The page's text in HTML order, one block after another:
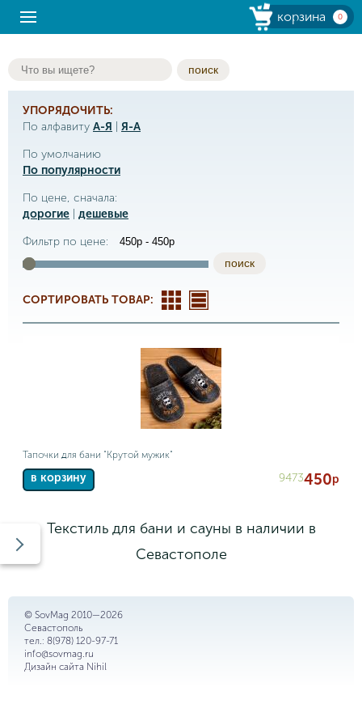
корзина 0
поиск
УПОРЯДОЧИТЬ:
По алфавиту А-Я
Я-А
По умолчанию
По популярности
По цене, сначала:
дорогие
дешевые
Фильтр по цене:
поиск
СОРТИРОВАТЬ ТОВАР:
Тапочки для бани "Крутой мужик"
в корзину 9473450р
Текстиль для бани и сауны в наличии в
Севастополе
© SovMag 2010—2026
Севастополь
тел.: 8(978) 120-97-71
info@sovmag.ru
Дизайн сайта Nihil